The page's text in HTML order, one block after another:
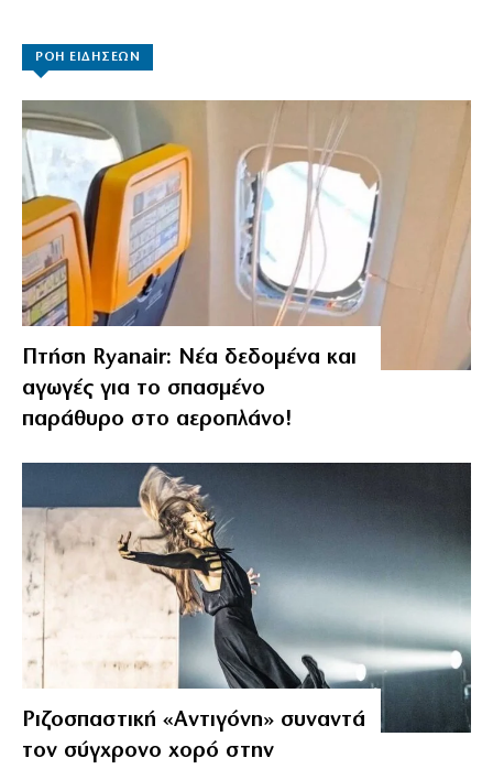
ΡΟΗ ΕΙΔΗΣΕΩΝ
Πτήση Ryanair: Νέα δεδομένα και
αγωγές για το σπασμένο
παράθυρο στο αεροπλάνο!
Ριζοσπαστική «Αντιγόνη» συναντά
τον σύγχρονο χορό στην